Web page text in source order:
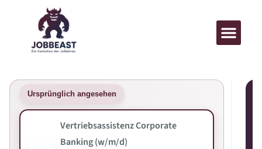
Ursprünglich angesehen
Vertriebsassistenz Corporate
Banking (w/m/d)